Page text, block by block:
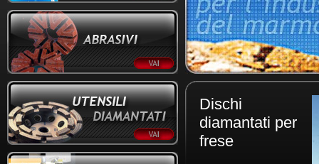
Dischi
diamantati per
frese